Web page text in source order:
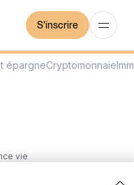
S'inscrire
vie
épargneCryptomonnaie